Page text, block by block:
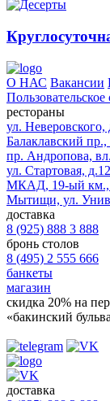
О НАС Вакансии
рестораны
ул. Неверовского,
Балаклавский
пр. Андропова,
ул. Стартовая, д.12
МКАД, 19-ый км.,
Мытищи, ул.
доставка
8 (925) 888 3 888
бронь столов
8 (495) 2 555 666
банкеты
магазин
скидка 20% на
«бакинский
доставка